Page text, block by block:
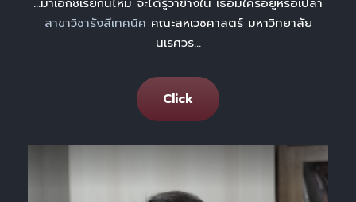
สาขาวิชารังสีเทคนิค คณะสหเวชศาสตร์ มหาวิทยาลัย
นเรศวร…
Click